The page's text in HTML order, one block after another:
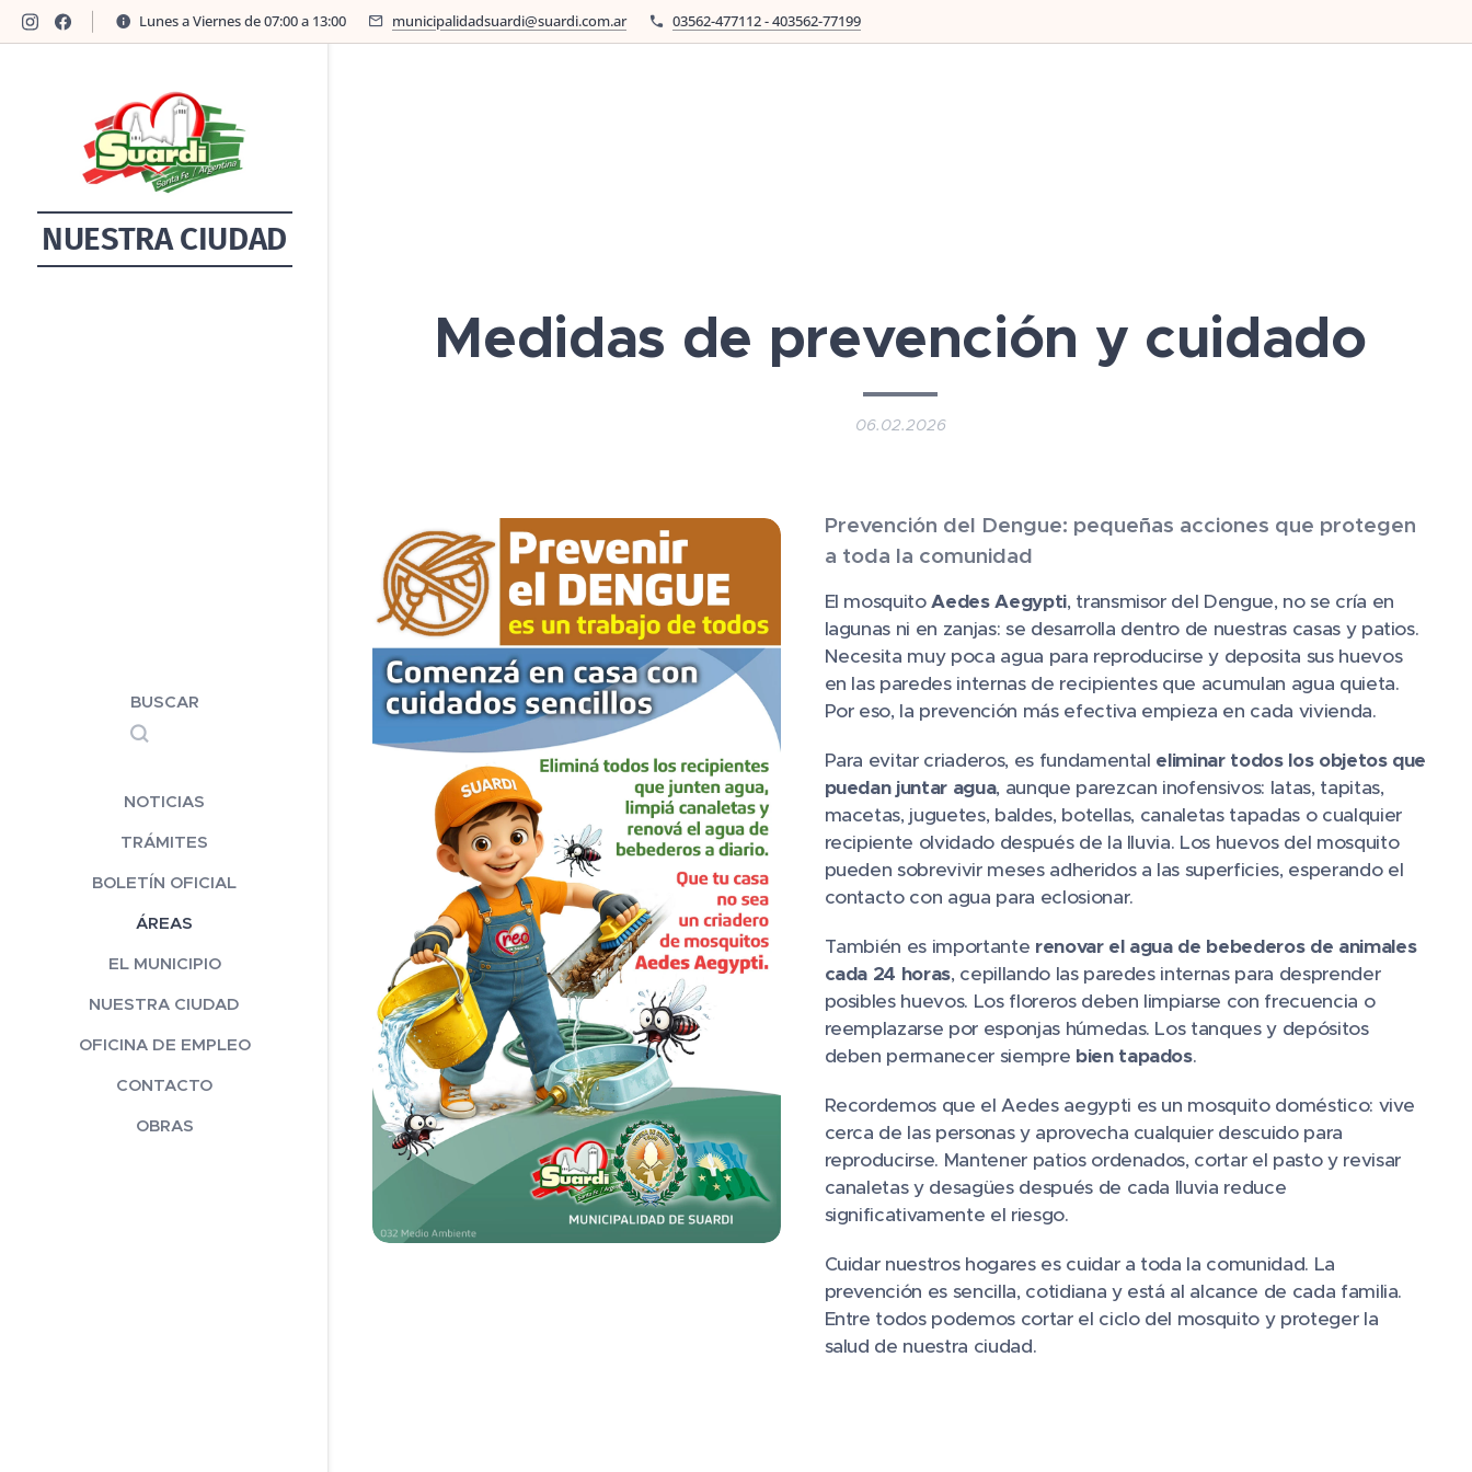
Lunes a Viernes de 07:00 a 13:00 municipalidadsuardi@suardi.com.ar 03562-477112 - 403562-77199
NUESTRA CIUDAD
BUSCAR
NOTICIAS
TRÁMITES
BOLETÍN OFICIAL
ÁREAS
EL MUNICIPIO
NUESTRA CIUDAD
OFICINA DE EMPLEO
CONTACTO
OBRAS
Medidas de prevención y cuidado
06.02.2026
Prevención del Dengue: pequeñas acciones que protegen
a toda la comunidad
El mosquitoAedes Aegypti, transmisor del Dengue, no se cría en
lagunas ni en zanjas: se desarrolla dentro de nuestras casas y patios.
Necesita muy poca agua para reproducirse y deposita sus huevos
en las paredes internas de recipientes que acumulan agua quieta.
Por eso, la prevención más efectiva empieza en cada vivienda.
Para evitar criaderos, es fundamental eliminar todos los objetos que
puedan juntar agua, aunque parezcan inofensivos: latas, tapitas,
macetas, juguetes, baldes, botellas, canaletas tapadas o cualquier
recipiente olvidado después de la lluvia. Los huevos del mosquito
pueden sobrevivir meses adheridos a las superficies, esperando el
contacto con agua para eclosionar.
También es importante renovar el agua de bebederos de animales
cada 24 horas, cepillando las paredes internas para desprender
posibles huevos. Los floreros deben limpiarse con frecuencia o
reemplazarse por esponjas húmedas. Los tanques y depósitos
deben permanecer siempre bien tapados.
Recordemos que el Aedes aegypti es un mosquito doméstico: vive
cerca de las personas y aprovecha cualquier descuido para
reproducirse. Mantener patios ordenados, cortar el pasto y revisar
canaletas y desagües después de cada lluvia reduce
significativamente el riesgo.
Cuidar nuestros hogares es cuidar a toda la comunidad. La
prevención es sencilla, cotidiana y está al alcance de cada familia.
Entre todos podemos cortar el ciclo del mosquito y proteger la
salud de nuestra ciudad.